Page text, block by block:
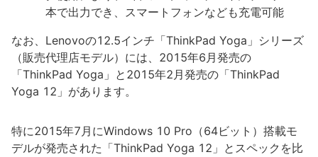
本で出力でき、スマートフォンなども充電可能
なお、Lenovoの12.5インチ「ThinkPad Yoga」シリーズ
（販売代理店モデル）には、2015年6月発売の
「ThinkPad Yoga」と2015年2月発売の「ThinkPad
Yoga 12」があります。
特に2015年7月にWindows 10 Pro（64ビット）搭載モ
デルが発売された「ThinkPad Yoga 12」とスペックを比